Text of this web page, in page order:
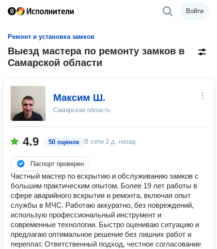
Войти
Ремонт и установка замков
Выезд мастера по ремонту замков в
Самарской области
Максим Ш.
Самарская область
4.9 50 оценок В сети 2 д. назад
Паспорт проверен
Частный мастер по вскрытию и обслуживанию замков с
большим практическим опытом. Более 19 лет работы в
сфере аварийного вскрытия и ремонта, включая опыт
службы в МЧС. Работаю аккуратно, без повреждений,
использую профессиональный инструмент и
современные технологии. Быстро оцениваю ситуацию и
предлагаю оптимальное решение без лишних работ и
переплат. Ответственный подход, честное согласование